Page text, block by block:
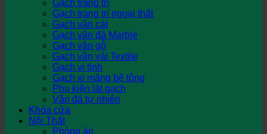
Gạch trang trí
Gạch trang trí ngoại thất
Gạch vân cát
Gạch vân đá Marble
Gạch vân gỗ
Gạch vân vải Textile
Gạch vi tinh
Gạch xi măng bê tông
Phụ kiện lát gạch
Vân đá tự nhiên
Khóa cửa
Nội Thất
Phòng ăn